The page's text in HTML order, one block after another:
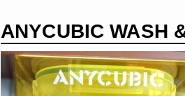
ANYCUBIC WASH